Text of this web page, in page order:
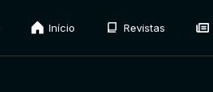
Início Revistas